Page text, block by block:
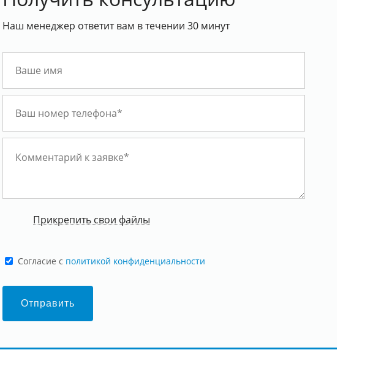
Наш менеджер ответит вам в течении 30 минут
Прикрепить свои файлы
Cогласие с политикой конфиденциальности
Отправить